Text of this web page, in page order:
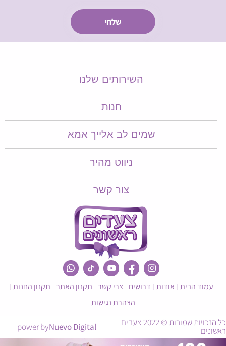
השירותים שלנו
חנות
שמים לב אלייך אמא​​
ניווט מהיר
צור קשר
עמוד הבית אודות דרושים צרי קשר תקנון האתר תקנון החנות
הצהרת נגישות
כל הזכויות שמורות © 2022 צעדים
ראשונים power byNuevo Digital